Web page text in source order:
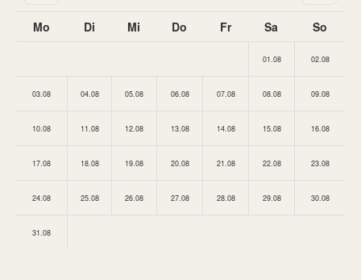
Mo Di Mi Do Fr Sa So
01.08 02.08
03.08 04.08 05.08 06.08 07.08 08.08 09.08
10.08 11.08 12.08 13.08 14.08 15.08 16.08
17.08 18.08 19.08 20.08 21.08 22.08 23.08
24.08 25.08 26.08 27.08 28.08 29.08 30.08
31.08